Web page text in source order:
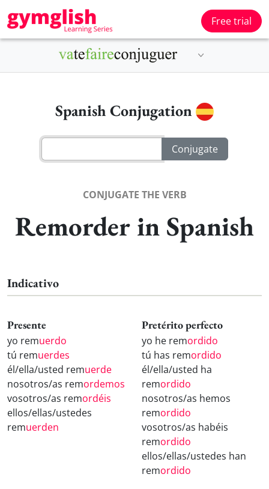
Free trial
Spanish Conjugation
CONJUGATE THE VERB
Remorder in Spanish
Indicativo
Presente
yo remuerdo
tú remuerdes
él/ella/usted remuerde
nosotros/as remordemos
vosotros/as remordéis
ellos/ellas/ustedes
remuerden
Pretérito perfecto
yo he remordido
tú has remordido
él/ella/usted ha
remordido
nosotros/as hemos
remordido
vosotros/as habéis
remordido
ellos/ellas/ustedes han
remordido